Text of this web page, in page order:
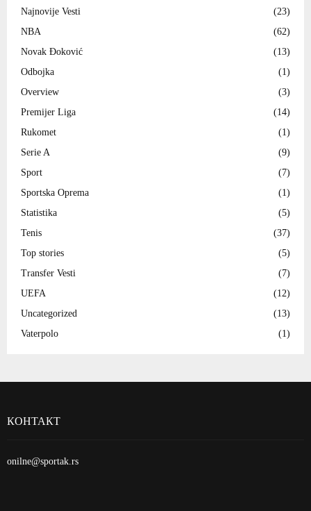
Najnovije Vesti
(23)
NBA
(62)
Novak Đoković
(13)
Odbojka
(1)
Overview
(3)
Premijer Liga
(14)
Rukomet
(1)
Serie A
(9)
Sport
(7)
Sportska Oprema
(1)
Statistika
(5)
Tenis
(37)
Top stories
(5)
Transfer Vesti
(7)
UEFA
(12)
Uncategorized
(13)
Vaterpolo
(1)
КОНТАКТ
onilne@sportak.rs